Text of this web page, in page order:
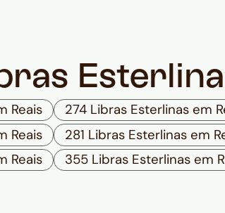
Reais
274 Libras Esterlinas em
Reais
281 Libras Esterlinas em
Reais 355 Libras Esterlinas em